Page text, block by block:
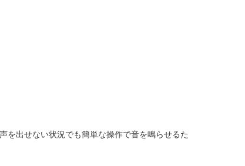
を出せない状況でも簡単な操作で音を鳴らせるた